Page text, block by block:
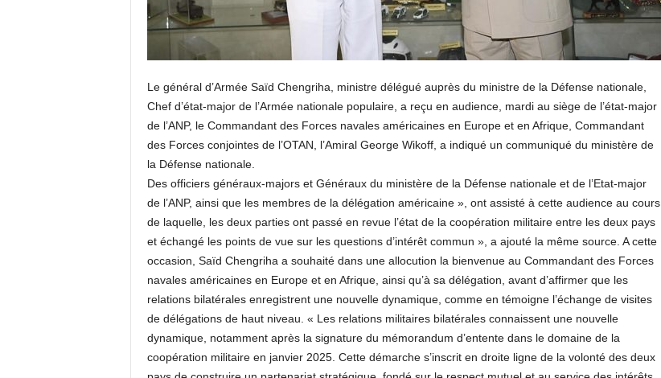
Le général d’Armée Saïd Chengriha, ministre délégué auprès du ministre de la Défense nationale,
Chef d’état-major de l’Armée nationale populaire, a reçu en audience, mardi au siège de l’état-major
de l’ANP, le Commandant des Forces navales américaines en Europe et en Afrique, Commandant
des Forces conjointes de l’OTAN, l’Amiral George Wikoff, a indiqué un communiqué du ministère de
la Défense nationale.
Des officiers généraux-majors et Généraux du ministère de la Défense nationale et de l’Etat-major
de l’ANP, ainsi que les membres de la délégation américaine », ont assisté à cette audience au cours
de laquelle, les deux parties ont passé en revue l’état de la coopération militaire entre les deux pays
et échangé les points de vue sur les questions d’intérêt commun », a ajouté la même source. A cette
occasion, Saïd Chengriha a souhaité dans une allocution la bienvenue au Commandant des Forces
navales américaines en Europe et en Afrique, ainsi qu’à sa délégation, avant d’affirmer que les
relations bilatérales enregistrent une nouvelle dynamique, comme en témoigne l’échange de visites
de délégations de haut niveau. « Les relations militaires bilatérales connaissent une nouvelle
dynamique, notamment après la signature du mémorandum d’entente dans le domaine de la
coopération militaire en janvier 2025. Cette démarche s’inscrit en droite ligne de la volonté des deux